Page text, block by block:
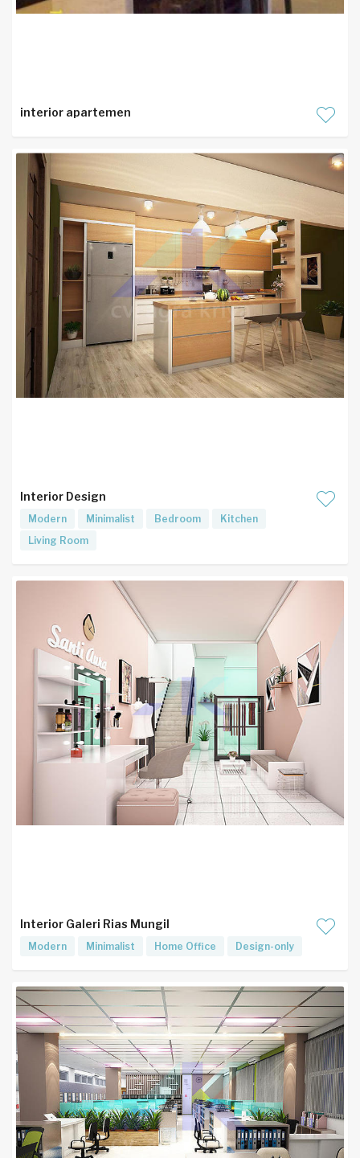
interior apartemen
Interior Design
Modern Minimalist Bedroom
Kitchen
Living Room
Interior Galeri Rias Mungil
Modern Minimalist Home Office Design-only